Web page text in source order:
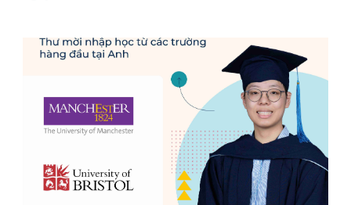
News image